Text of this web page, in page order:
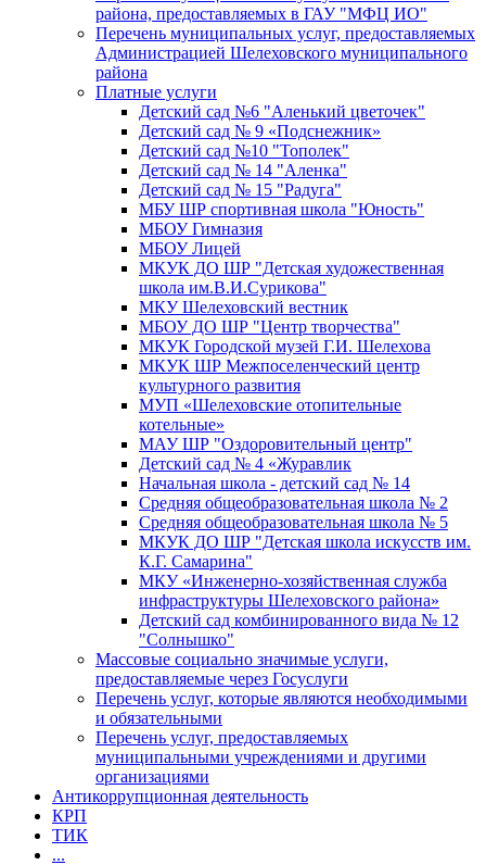
района, предоставляемых в ГАУ "МФЦ ИО"
Перечень муниципальных услуг, предоставляемых
Администрацией Шелеховского муниципального
района
Платные услуги
Детский сад №6 "Аленький цветочек"
Детский сад № 9 «Подснежник»
Детский сад №10 "Тополек"
Детский сад № 14 "Аленка"
Детский сад № 15 "Радуга"
МБУ ШР спортивная школа "Юность"
МБОУ Гимназия
МБОУ Лицей
МКУК ДО ШР "Детская художественная
школа им.В.И.Сурикова"
МКУ Шелеховский вестник
МБОУ ДО ШР "Центр творчества"
МКУК Городской музей Г.И. Шелехова
МКУК ШР Межпоселенческий центр
культурного развития
МУП «Шелеховские отопительные
котельные»
МАУ ШР "Оздоровительный центр"
Детский сад № 4 «Журавлик
Начальная школа - детский сад № 14
Средняя общеобразовательная школа № 2
Средняя общеобразовательная школа № 5
МКУК ДО ШР "Детская школа искусств им.
К.Г. Самарина"
МКУ «Инженерно-хозяйственная служба
инфраструктуры Шелеховского района»
Детский сад комбинированного вида № 12
"Солнышко"
Массовые социально значимые услуги,
предоставляемые через Госуслуги
Перечень услуг, которые являются необходимыми
и обязательными
Перечень услуг, предоставляемых
муниципальными учреждениями и другими
организациями
Антикоррупционная деятельность
КРП
ТИК
...